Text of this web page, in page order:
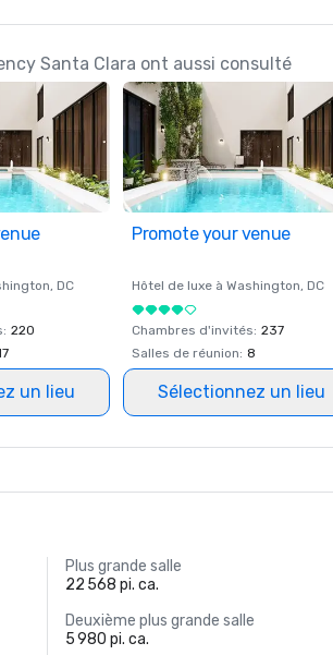
Santa Clara ont aussi consulté
, DC
: 220
un lieu
Promote your venue
Hôtel de luxe à Washington, DC
Chambres d'invités: 237
Salles de réunion: 8
Sélectionnez un lieu
Plus grande salle
22 568 pi. ca.
Deuxième plus grande salle
5 980 pi. ca.